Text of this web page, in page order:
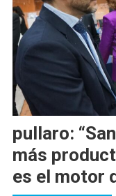
pullaro:
más
es el motor